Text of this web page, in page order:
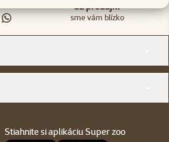
82 predajní
sme vám blízko
Stiahnite si aplikáciu Super zoo